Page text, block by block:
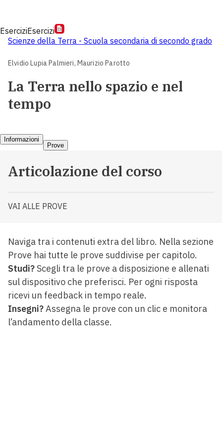
EserciziEsercizi
Scienze della Terra - Scuola secondaria di secondo grado
Elvidio Lupia Palmieri, Maurizio Parotto
La Terra nello spazio e nel
tempo
Informazioni
Prove
Articolazione del corso
VAI ALLE PROVE
Naviga tra i contenuti extra del libro. Nella sezione
Prove hai tutte le prove suddivise per capitolo.
Studi?Scegli tra le prove a disposizione e allenati
sul dispositivo che preferisci. Per ogni risposta
ricevi un feedback in tempo reale.
Insegni? Assegna le prove con un clic e monitora
l’andamento della classe.